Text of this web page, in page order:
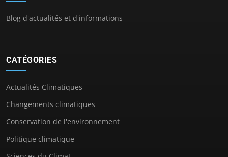
Blog d'actualités et d'informations
CATÉGORIES
Actualités Climatiques
Changements climatiques
Conservation de l'environnement
Politique climatique